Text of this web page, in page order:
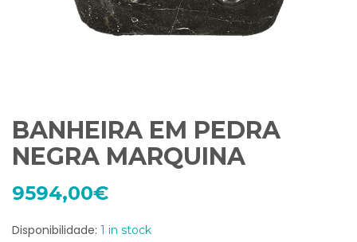
BANHEIRA EM PEDRA
NEGRA MARQUINA
9594,00€
Disponibilidade: 1 in stock